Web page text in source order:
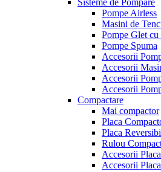
Sisteme de Pompare
Pompe Airless
Masini de
Pompe Glet cu
Pompe Spuma
Accesorii
Accesorii
Accesorii
Accesorii
Compactare
Mai compactor
Placa
Placa
Rulou
Accesorii
Accesorii